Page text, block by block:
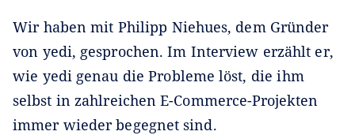
Wir haben mit Philipp Niehues, dem Gründer
von yedi, gesprochen. Im Interview erzählt er,
wie yedi genau die Probleme löst, die ihm
selbst in zahlreichen E-Commerce-Projekten
immer wieder begegnet sind.